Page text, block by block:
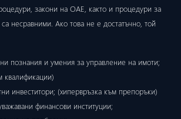
закони на ОАЕ, както и процедури за
несравними. Ако това не е достатъчно, той
познания и умения за управление на имоти;
квалификации)
инвеститори; (хипервръзка към препоръки)
финансови институции;